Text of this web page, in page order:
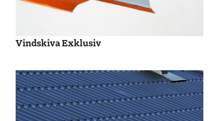
Vindskiva Exklusiv